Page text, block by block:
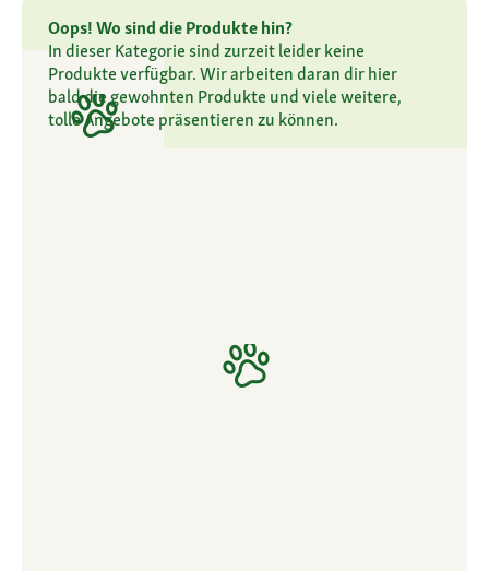
Oops! Wo sind die Produkte hin?
In dieser Kategorie sind zurzeit leider keine
Produkte verfügbar. Wir arbeiten daran dir hier
bald die gewohnten Produkte und viele weitere,
tolle Angebote präsentieren zu können.